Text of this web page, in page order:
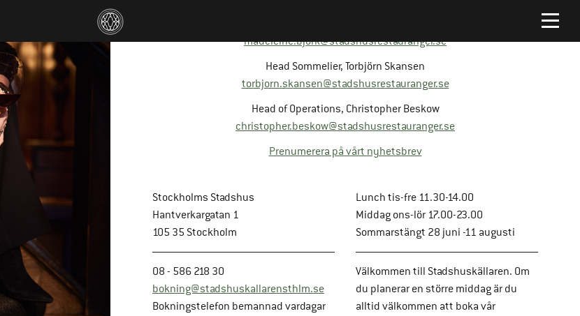
madeleine.bjork@stadshusrestauranger.se
Head Sommelier, Torbjörn Skansen
torbjorn.skansen@stadshusrestauranger.se
Head of Operations, Christopher Beskow
christopher.beskow@stadshusrestauranger.se
Prenumerera på vårt nyhetsbrev
Stockholms Stadshus
Hantverkargatan 1
105 35 Stockholm
08 - 586 218 30
bokning@stadshuskallarensthlm.se
Bokningstelefon bemannad vardagar
Lunch tis-fre 11.30-14.00
Middag ons-lör 17.00-23.00
Sommarstängt 28 juni -11 augusti
Välkommen till Stadshuskällaren. Om
du planerar en större middag är du
alltid välkommen att boka vår